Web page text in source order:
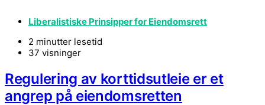
Liberalistiske Prinsipper for Eiendomsrett
2 minutter lesetid
37 visninger
Regulering av korttidsutleie er et
angrep på eiendomsretten